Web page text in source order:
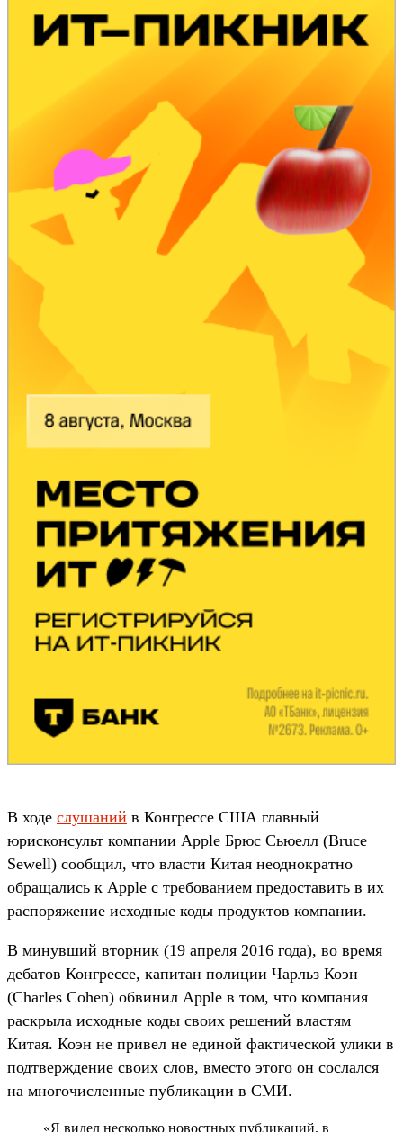
В ходе слушаний в Конгрессе США главный
юрисконсульт компании Apple Брюс Сьюелл (Bruce
Sewell) сообщил, что власти Китая неоднократно
обращались к Apple с требованием предоставить в их
распоряжение исходные коды продуктов компании.
В минувший вторник (19 апреля 2016 года), во время
дебатов Конгрессе, капитан полиции Чарльз Коэн
(Charles Cohen) обвинил Apple в том, что компания
раскрыла исходные коды своих решений властям
Китая. Коэн не привел не единой фактической улики в
подтверждение своих слов, вместо этого он сослался
на многочисленные публикации в СМИ.
«Я видел несколько новостных публикаций, в